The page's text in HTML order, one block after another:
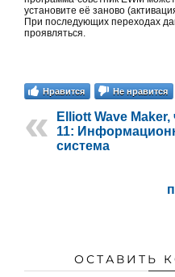
установите её заново
При последующих переходах
проявляться.
Нравится Не нравится
Elliott Wave Maker,
11:
система
ОСТАВИТЬ